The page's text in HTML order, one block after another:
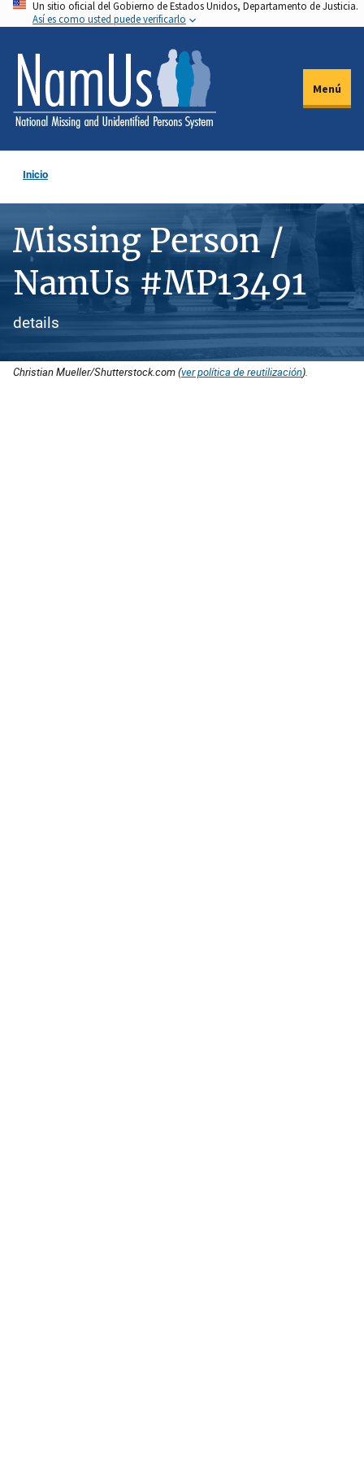
Pasar
al
contenido
principal
Un sitio oficial del Gobierno de Estados Unidos, Departamento de Justicia.
Así es como usted puede verificarlo
Menú
Inicio
Missing Person /
NamUs #MP13491
details
Christian Mueller/Shutterstock.com (ver política de reutilización).